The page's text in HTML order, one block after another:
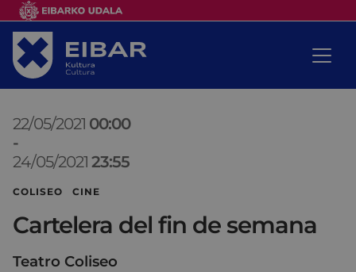
22/05/2021 00:00
-
24/05/2021 23:55
COLISEO CINE
Cartelera del fin de semana
Teatro Coliseo